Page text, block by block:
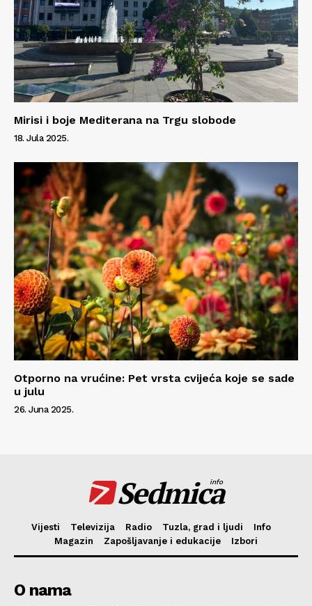
Mirisi i boje Mediterana na Trgu slobode
18. Jula 2025.
Otporno na vrućine: Pet vrsta cvijeća koje se sade
u julu
26. Juna 2025.
Sedmica
info
Vijesti Televizija Radio Tuzla, grad i ljudi
Info
Magazin
Zapošljavanje i edukacije Izbori
O nama